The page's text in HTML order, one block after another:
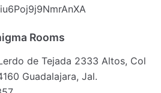
Rooms
de Tejada 2333 Altos, Col
Guadalajara, Jal.